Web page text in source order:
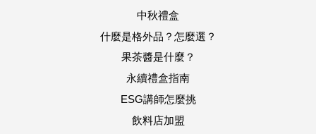
中秋禮盒
什麼是格外品？怎麼選？
果茶醬是什麼？
永續禮盒指南
ESG講師怎麼挑
飲料店加盟